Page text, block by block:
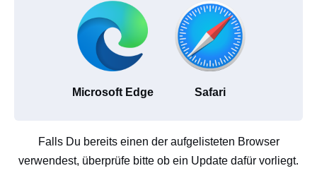
Microsoft Edge Safari
Falls Du bereits einen der aufgelisteten Browser
verwendest, überprüfe bitte ob ein Update dafür vorliegt.